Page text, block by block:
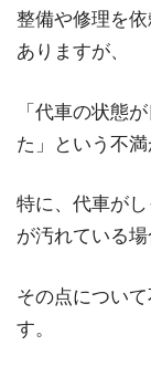
整備や修理を
ありますが、
「代車の状態
た」という不
特に、代車が
が汚れている場
その点につい
す。